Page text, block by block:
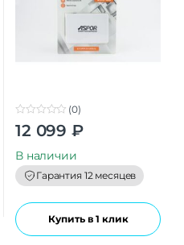
0
t
o
f
5
(0)
12 099 ₽
В наличии
Гарантия 12 месяцев
Купить в 1 клик